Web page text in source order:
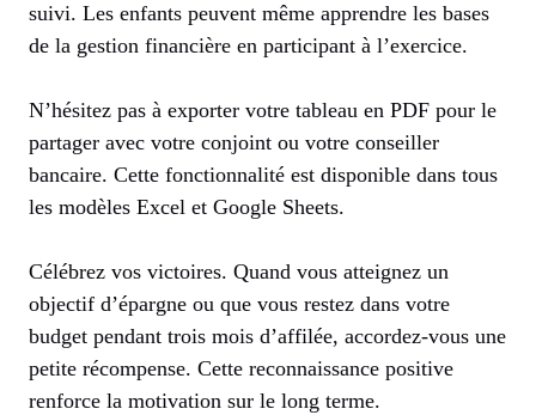
suivi. Les enfants peuvent même apprendre les bases
de la gestion financière en participant à l’exercice.
N’hésitez pas à exporter votre tableau en PDF pour le
partager avec votre conjoint ou votre conseiller
bancaire. Cette fonctionnalité est disponible dans tous
les modèles Excel et Google Sheets.
Célébrez vos victoires. Quand vous atteignez un
objectif d’épargne ou que vous restez dans votre
budget pendant trois mois d’affilée, accordez-vous une
petite récompense. Cette reconnaissance positive
renforce la motivation sur le long terme.